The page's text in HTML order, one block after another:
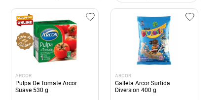
ARCOR
Pulpa De Tomate Arcor
Suave 530 g
ARCOR
Galleta Arcor Surtida
Diversion 400 g